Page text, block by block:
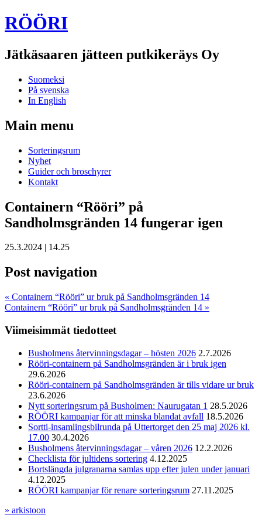
RÖÖRI
Jätkäsaaren jätteen putkikeräys Oy
Suomeksi
På svenska
In English
Main menu
Skip
content
Sorteringsrum
Nyhet
Guider och broschyrer
Kontakt
Containern “Rööri” på
Sandholmsgränden 14 fungerar igen
25.3.2024 | 14.25
Post navigation
« Containern “Rööri” ur bruk på Sandholmsgränden 14
Containern “Rööri” ur bruk på Sandholmsgränden 14 »
Viimeisimmät tiedotteet
Busholmens återvinningsdagar – hösten 2026 2.7.2026
Rööri-containern på Sandholmsgränden är i bruk igen
29.6.2026
Rööri-containern på Sandholmsgränden är tills vidare ur bruk
23.6.2026
Nytt sorteringsrum på Busholmen: Naurugatan 1 28.5.2026
RÖÖRI kampanjar för att minska blandat avfall 18.5.2026
Sortti-insamlingsbilrunda på Uttertorget den 25 maj 2026 kl.
17.00 30.4.2026
Busholmens återvinningsdagar – våren 2026 12.2.2026
Checklista för jultidens sortering 4.12.2025
Bortslängda julgranarna samlas upp efter julen under januari
4.12.2025
RÖÖRI kampanjar för renare sorteringsrum 27.11.2025
» arkistoon